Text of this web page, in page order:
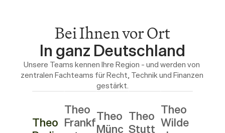
Bei Ihnen vor Ort
In ganz Deutschland
Unsere Teams kennen Ihre Region – und werden von
zentralen Fachteams für Recht, Technik und Finanzen
gestärkt.
Theo
Theo
Frankf
Theo
Münc
Theo
Stutt
Theo
Wilde